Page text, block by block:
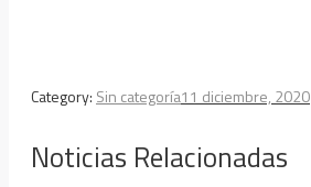
Category: Sin categoría11 diciembre, 2020
Noticias Relacionadas